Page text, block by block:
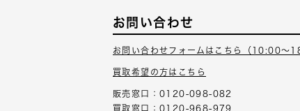
お問い合わせ
お問い合わせフォームはこちら（10:00～
買取希望の方はこちら
販売窓口：0120-098-082
買取窓口：0120-968-979